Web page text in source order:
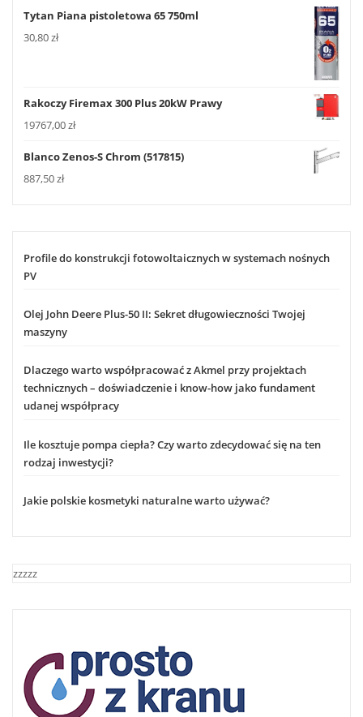
Tytan Piana pistoletowa 65 750ml
30,80zł
Rakoczy Firemax 300 Plus 20kW Prawy
19767,00zł
Blanco Zenos-S Chrom (517815)
887,50zł
Profile do konstrukcji fotowoltaicznych w systemach nośnych
PV
Olej John Deere Plus-50 II: Sekret długowieczności Twojej
maszyny
Dlaczego warto współpracować z Akmel przy projektach
technicznych – doświadczenie i know-how jako fundament
udanej współpracy
Ile kosztuje pompa ciepła? Czy warto zdecydować się na ten
rodzaj inwestycji?
Jakie polskie kosmetyki naturalne warto używać?
zzzzz